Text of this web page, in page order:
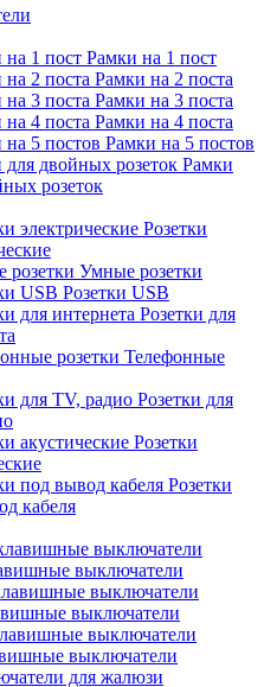
Рамки на 1 пост
Рамки на 2 поста
Рамки на 3 поста
Рамки на 4 поста
Рамки на 5 постов
Рамки
розеток
Розетки
Умные розетки
Розетки USB
Розетки для
Телефонные
Розетки для
Розетки
Розетки
кабеля
выключатели
выключатели
выключатели